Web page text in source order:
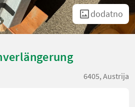
dodatno
6405, Austrija